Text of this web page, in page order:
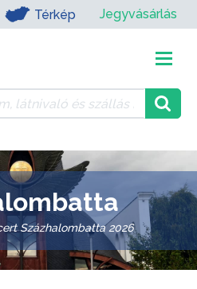
Térkép Jegyvásárlás
Százhalombatta 2026